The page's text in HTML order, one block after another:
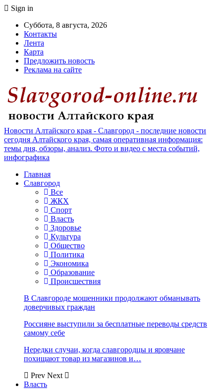
Sign in
Суббота, 8 августа, 2026
Контакты
Лента
Карта
Предложить новость
Реклама на сайте
Новости Алтайского края - Славгород - последние новости
сегодня Алтайского края, самая оперативная информация:
темы дня, обзоры, анализ. Фото и видео с места событий,
инфографика
Главная
Славгород
Все
ЖКХ
Спорт
Власть
Здоровье
Культура
Общество
Политика
Экономика
Образование
Происшествия
В Славгороде мошенники продолжают обманывать
доверчивых граждан
Россияне выступили за бесплатные переводы средств
самому себе
Нередки случаи, когда славгородцы и яровчане
похищают товар из магазинов и…
Prev Next
Власть